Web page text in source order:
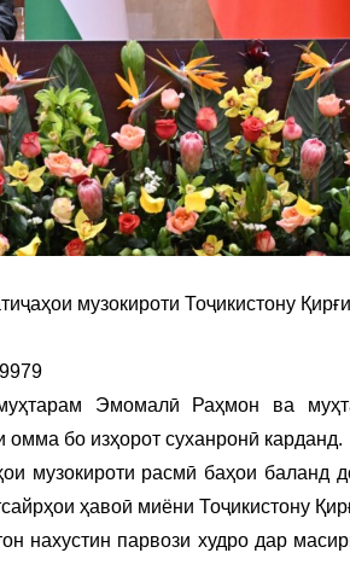
музокироти Тоҷикистону
Эмомалӣ Раҳмон ва
омма бо изҳорот суханронӣ карданд.
музокироти расмӣ баҳои баланд
ҳавоӣ миёни Тоҷикистону
нахустин парвози худро дар